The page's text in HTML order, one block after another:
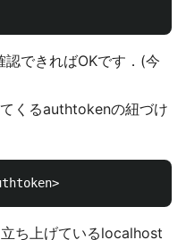
できればOKです．(今
くるauthtokenの紐づけ
ち上げているlocalhost